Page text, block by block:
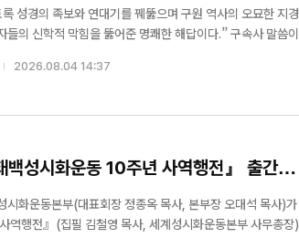
록 성경의 족보와 연대기를 꿰뚫으며 구원 역사의 오묘한 지
학적 막힘을 뚫어준 명쾌한 해답이다.” 구속사 말씀이 그야말로 동남아의 영적 지형을 뒤흔들고 있다. 지난 2
2026.08.04 14:37
백성시화운동 10주년 사역행전』 출간
시화운동본부(대표회장 정종옥 목사, 본부장 오대석 목사)
행전』(집필 김철영 목사, 세계성시화운동본부 사무총장)을 출간했다. 이번 책은 2016년